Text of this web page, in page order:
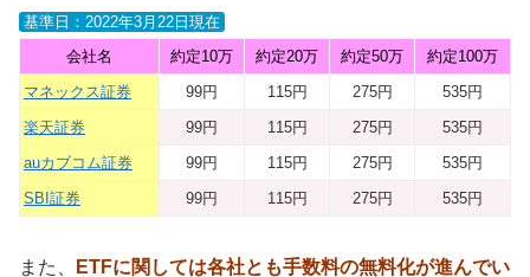
基準日：2022年3月22日現在
会社名
約定10万 約定20万 約定50万
約定100万
マネックス証券
99円 115円 275円
535円
楽天証券
99円 115円 275円
535円
auカブコム証券
99円 115円 275円
535円
SBI証券
99円 115円 275円 535円
また、
ETFに関しては各社とも手数料の無料化が進んでい